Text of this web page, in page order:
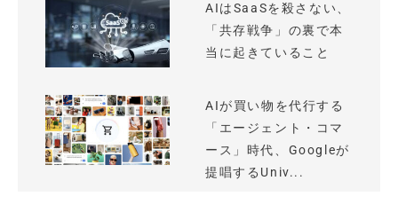
AIはSaaSを殺さない、
「共存戦争」の裏で本
当に起きていること
AIが買い物を代行する
「エージェント・コマ
ース」時代、Googleが
提唱するUniv...